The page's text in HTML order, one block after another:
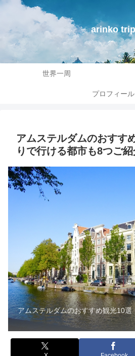
arinko trip
世界一周
プロフィール
アムステルダムのおすす
りで行ける都市も8つご
アムステルダムのおすすめ観光10